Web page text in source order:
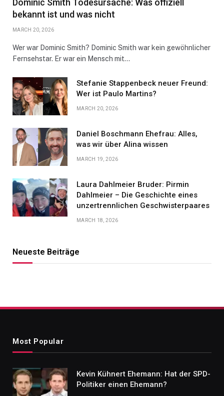
Dominic Smith Todesursache: Was offiziell
bekannt ist und was nicht
MARCH 20, 2026
Wer war Dominic Smith? Dominic Smith war kein gewöhnlicher
Fernsehstar. Er war ein Mensch mit…
Stefanie Stappenbeck neuer Freund:
Wer ist Paulo Martins?
MARCH 20, 2026
Daniel Boschmann Ehefrau: Alles,
was wir über Alina wissen
MARCH 19, 2026
Laura Dahlmeier Bruder: Pirmin
Dahlmeier – Die Geschichte eines
unzertrennlichen Geschwisterpaares
MARCH 18, 2026
Neueste Beiträge
Most Popular
Kevin Kühnert Ehemann: Hat der SPD-
Politiker einen Ehemann?